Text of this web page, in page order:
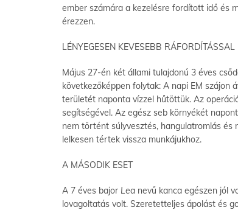
ember számára a kezelésre fordított idő és
érezzen.
LÉNYEGESEN KEVESEBB
Május 27-én két állami tulajdonú 3 éves
következőképpen folytak: A napi EM
területét naponta vízzel hűtöttük. Az
segítségével. Az egész seb környékét
nem történt súlyvesztés, hangulatromlás
lelkesen tértek vissza munkájukhoz.
A MÁSODIK ESET
A 7 éves bajor Lea nevű kanca egészen jól
lovagoltatás volt. Szeretetteljes ápolást és